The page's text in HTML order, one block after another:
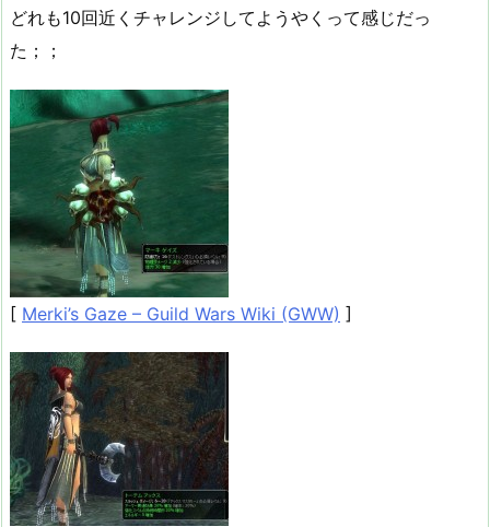
どれも10回近くチャレンジしてようやくって感じだっ
た；；
[ Merki’s Gaze – Guild Wars Wiki (GWW) ]